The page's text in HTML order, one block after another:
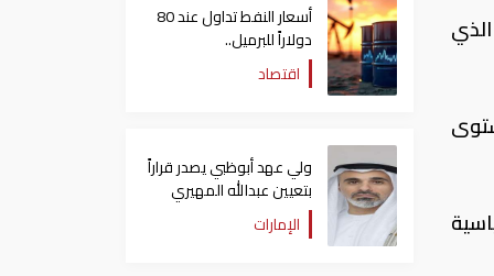
أسعار النفط تداول عند 80
دولاراً للبرميل..
وتراجع الأسهم الأمريكية
اقتصاد
ولي عهد أبوظبي يصدر قراراً
بتعيين عبدالله المهيري
رئيسا لـ"أبوظبي للتراث"
الإمارات